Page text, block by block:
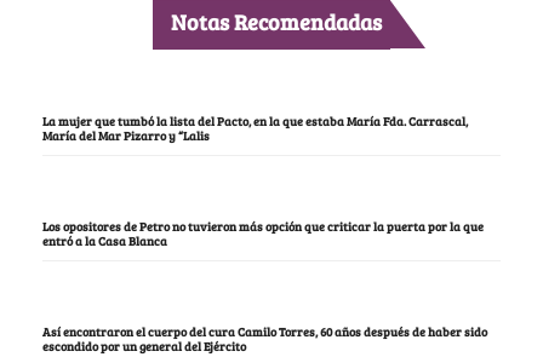
Notas Recomendadas
La mujer que tumbó la lista del Pacto, en la que estaba María Fda. Carrascal,
María del Mar Pizarro y “Lalis
Los opositores de Petro no tuvieron más opción que criticar la puerta por la que
entró a la Casa Blanca
Así encontraron el cuerpo del cura Camilo Torres, 60 años después de haber sido
escondido por un general del Ejército